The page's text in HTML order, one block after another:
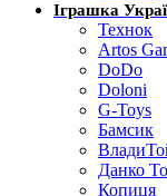
Іграшка
Технок
Artos
DoDo
Doloni
G-Toys
Бамсик
Данко
Копиця